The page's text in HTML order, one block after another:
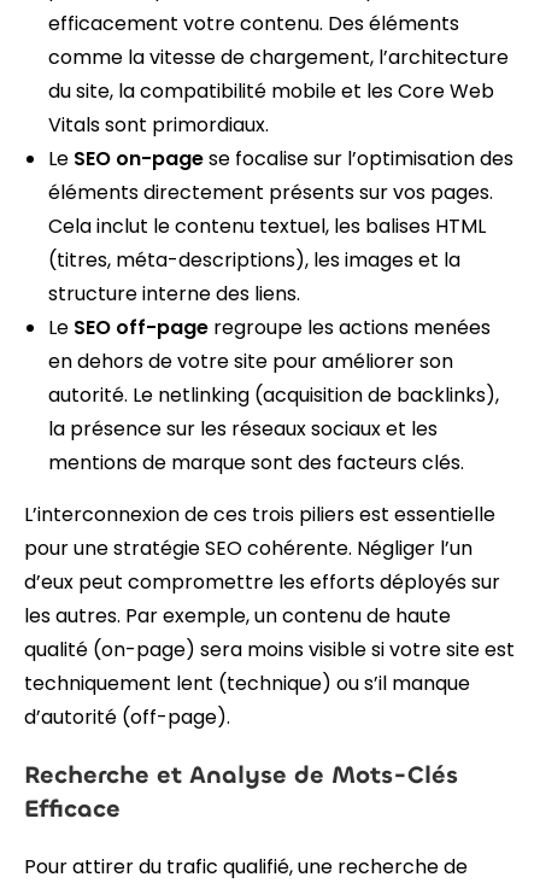
efficacement votre contenu. Des éléments
comme la vitesse de chargement, l’architecture
du site, la compatibilité mobile et les Core Web
Vitals sont primordiaux.
Le SEO on-pagese focalise sur l’optimisation des
éléments directement présents sur vos pages.
Cela inclut le contenu textuel, les balises HTML
(titres, méta-descriptions), les images et la
structure interne des liens.
Le SEO off-page regroupe les actions menées
en dehors de votre site pour améliorer son
autorité. Le netlinking (acquisition de backlinks),
la présence sur les réseaux sociaux et les
mentions de marque sont des facteurs clés.
L’interconnexion de ces trois piliers est essentielle
pour une stratégie SEO cohérente. Négliger l’un
d’eux peut compromettre les efforts déployés sur
les autres. Par exemple, un contenu de haute
qualité (on-page) sera moins visible si votre site est
techniquement lent (technique) ou s’il manque
d’autorité (off-page).
Recherche et Analyse de Mots-Clés
Efficace
Pour attirer du trafic qualifié, une recherche de